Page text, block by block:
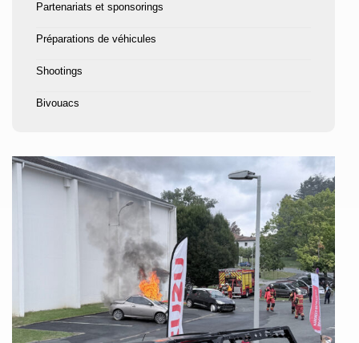
Partenariats et sponsorings
Préparations de véhicules
Shootings
Bivouacs